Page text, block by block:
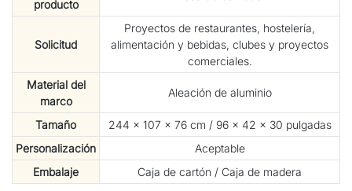
producto
Solicitud
Proyectos de restaurantes, hostelería,
alimentación y bebidas, clubes y proyectos
comerciales.
Material del
marco
Aleación de aluminio
Tamaño
244 × 107 × 76 cm / 96 × 42 × 30 pulgadas
Personalización
Aceptable
Embalaje
Caja de cartón / Caja de madera